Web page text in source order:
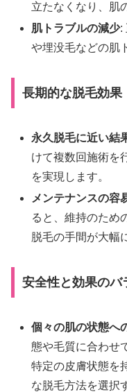
立たなくなり、肌
肌トラブルの減少:
や埋没毛などの肌
長期的な脱毛効果
永久脱毛に近い結
けて複数回施術を
を実現します。
メンテナンスの容
ると、維持のため
脱毛の手間が大幅
安全性と効果のバ
個々の肌の状態へ
態や毛質に合わせ
特定の皮膚状態を
な脱毛方法を選択